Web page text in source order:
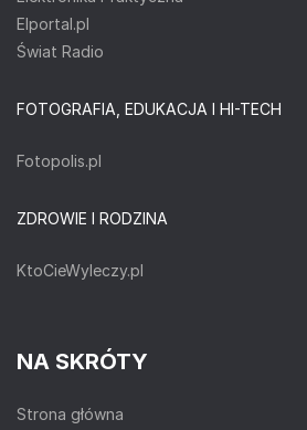
Elportal.pl
Świat Radio
FOTOGRAFIA, EDUKACJA I HI-TECH
Fotopolis.pl
ZDROWIE I RODZINA
KtoCieWyleczy.pl
NA SKRÓTY
Strona główna